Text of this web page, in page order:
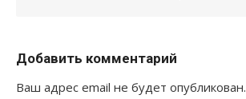
Добавить комментарий
Ваш адрес email не будет опубликован.